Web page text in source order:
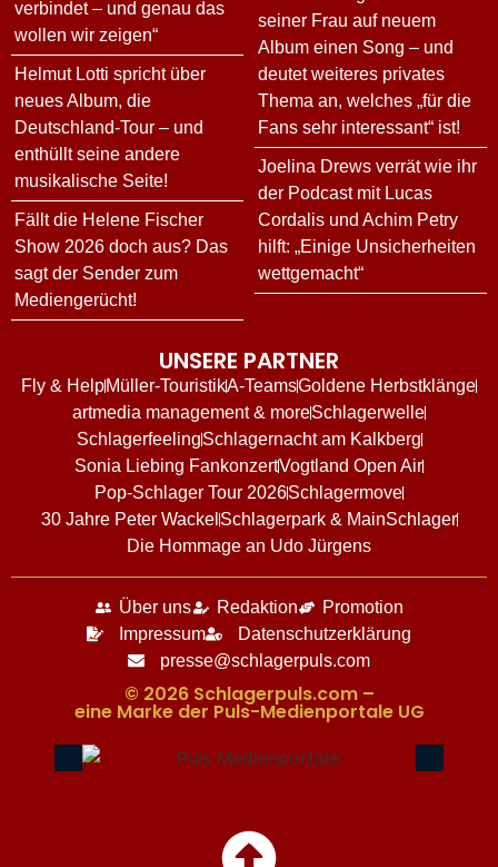
verbindet – und genau das
wollen wir zeigen“
Helmut Lotti spricht über
neues Album, die
Deutschland-Tour – und
enthüllt seine andere
musikalische Seite!
Fällt die Helene Fischer
Show 2026 doch aus? Das
sagt der Sender zum
Mediengerücht!
seiner Frau auf neuem
Album einen Song – und
deutet weiteres privates
Thema an, welches „für die
Fans sehr interessant“ ist!
Joelina Drews verrät wie ihr
der Podcast mit Lucas
Cordalis und Achim Petry
hilft: „Einige Unsicherheiten
wettgemacht“
UNSERE PARTNER
Fly & HelpMüller-TouristikA-TeamsGoldene Herbstklänge
artmedia management & moreSchlagerwelle
SchlagerfeelingSchlagernacht am Kalkberg
Sonia Liebing FankonzertVogtland Open Air
Pop-Schlager Tour 2026Schlagermove
30 Jahre Peter Wackel Schlagerpark & MainSchlager
Die Hommage an Udo Jürgens
Über uns Redaktion
Promotion
Impressum
Datenschutzerklärung
presse@schlagerpuls.com
© 2026 Schlagerpuls.com –
eine Marke der Puls-Medienportale UG​